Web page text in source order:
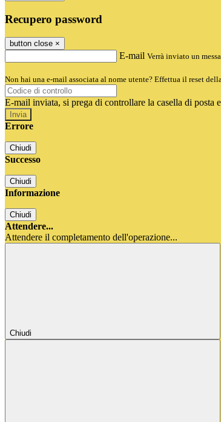
Recupero password
button close ×
E-mail Verrà inviato un
Non hai una e-mail associata al nome utente? Effettua il reset
E-mail inviata, si prega di controllare la casella di posta
Errore
Chiudi
Successo
Chiudi
Informazione
Chiudi
Attendere...
Attendere il completamento dell'operazione...
Chiudi